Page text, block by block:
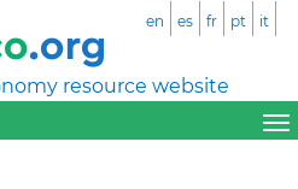
resource website
en es fr pt it